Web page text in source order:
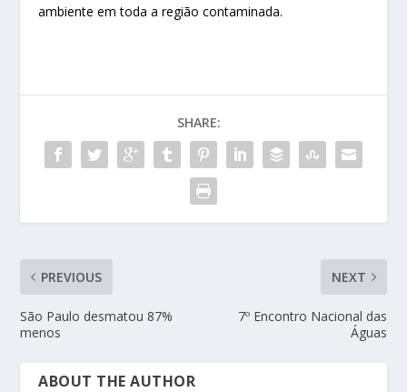
ambiente em toda a região contaminada.
SHARE:
PREVIOUS
São Paulo desmatou 87%
menos
NEXT
7º Encontro Nacional das
Águas
ABOUT THE AUTHOR